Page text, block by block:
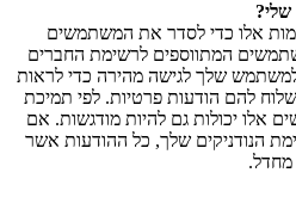
אלו כדי לסדר את המשתמשים
המתווספים לרשימת החברים
שלך לגישה מהירה כדי לראות
להם הודעות פרטיות. לפי תמיכת
אלו יכולות גם להיות מודגשות. אם
הנודניקים שלך, כל ההודעות אשר
מחדל.